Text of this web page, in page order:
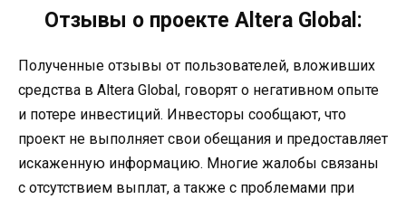
Отзывы о проекте Altera Global:
Полученные отзывы от пользователей, вложивших
средства в Altera Global, говорят о негативном опыте
и потере инвестиций. Инвесторы сообщают, что
проект не выполняет свои обещания и предоставляет
искаженную информацию. Многие жалобы связаны
с отсутствием выплат, а также с проблемами при